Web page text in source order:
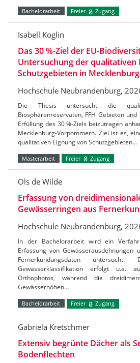
Bachelorarbeit Freier Zugang
Isabell Koglin
Das 30 %-Ziel der EU-
Untersuchung der qualitativen
Schutzgebieten in
Hochschule Neubrandenburg,
Die Thesis untersucht die
Biosphärenreservaten, FFH Gebieten
Erfüllung des 30 %-Ziels beizutragen
Mecklenburg-Vorpommern. Ziel ist es,
qualitativen Eignung von Schutzgebieten…
Masterarbeit Freier Zugang
Ols de Wilde
Erfassung von
Gewässerringen aus
Hochschule Neubrandenburg,
In der Bachelorarbeit wird ein
Erfassung von Gewässerausdehnungen
Fernerkundungsdaten untersucht.
Gewässerklassifikation erfolgt u.a.
Orthophotos, während die
Gewässerhöhen…
Bachelorarbeit Freier Zugang
Gabriela Kretschmer
Extensiv begrünte Dächer als
Bodenflechten